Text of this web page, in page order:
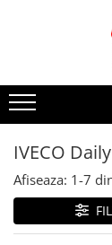
Summer sale
Navigatie
Navigatii
Navigatii
Navigatii
IVECO
Afiseaza: 1-7